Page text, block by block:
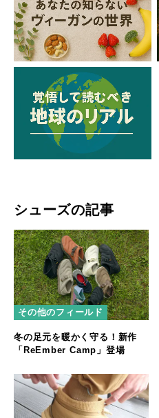
シューズの記事
その他のフィールド
冬の足元を暖かく守る！新作
「ReEmber Camp」登場